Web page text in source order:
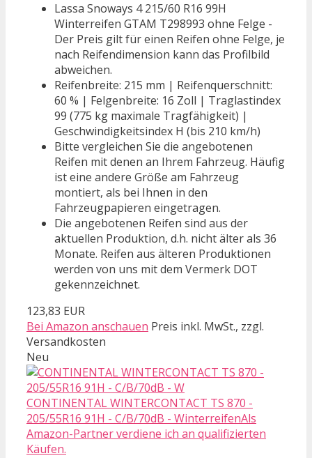
Lassa Snoways 4 215/60 R16 99H
Winterreifen GTAM T298993 ohne Felge -
Der Preis gilt für einen Reifen ohne Felge, je
nach Reifendimension kann das Profilbild
abweichen.
Reifenbreite: 215 mm | Reifenquerschnitt:
60 % | Felgenbreite: 16 Zoll | Traglastindex
99 (775 kg maximale Tragfähigkeit) |
Geschwindigkeitsindex H (bis 210 km/h)
Bitte vergleichen Sie die angebotenen
Reifen mit denen an Ihrem Fahrzeug. Häufig
ist eine andere Größe am Fahrzeug
montiert, als bei Ihnen in den
Fahrzeugpapieren eingetragen.
Die angebotenen Reifen sind aus der
aktuellen Produktion, d.h. nicht älter als 36
Monate. Reifen aus älteren Produktionen
werden von uns mit dem Vermerk DOT
gekennzeichnet.
123,83 EUR
Bei Amazon anschauen Preis inkl. MwSt., zzgl.
Versandkosten
Neu
CONTINENTAL WINTERCONTACT TS 870 -
205/55R16 91H - C/B/70dB - WinterreifenAls
Amazon-Partner verdiene ich an qualifizierten
Käufen.